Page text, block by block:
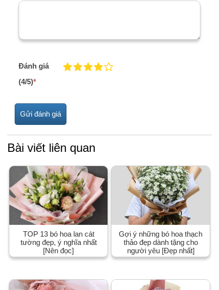
Đánh giá
(4/5)*
Bài viết liên quan
TOP 13 bó hoa lan cát
tường đẹp, ý nghĩa nhất
[Nên đọc]
Gợi ý những bó hoa thạch
thảo đẹp dành tặng cho
người yêu [Đẹp nhất]